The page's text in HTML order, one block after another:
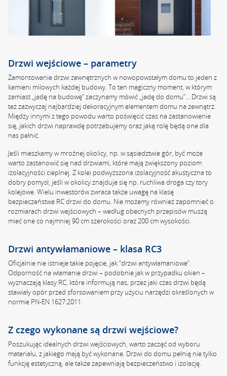
Drzwi wejściowe – parametry
Zamontowanie drzwi zewnętrznych w nowopowstałym domu to jeden z
kamieni milowych każdej budowy. To ten magiczny moment, w którym
zamiast „jadę na budowę” zaczynamy mówić „jadę do domu”… Drzwi są
też zazwyczaj najbardziej dekoracyjnym elementem domu na zewnątrz.
Między innymi z tego powodu warto poświęcić czas na zastanowienie
się, jakich drzwi naprawdę potrzebujemy oraz jaką rolę będą one dla
nas pełnić.
Jeśli mieszkamy w mroźnej okolicy, np. w sąsiedztwie gór, być może
warto zastanowić się nad drzwiami, które mają zwiększony poziom
izolacyjności cieplnej. Z kolei podwyższona izolacyjność akustyczna to
dobry pomysł, jeśli w okolicy znajduje się np. ruchliwa droga czy tory
kolejowe. Wielu inwestorów zwraca także uwagę na klasę
bezpieczeństwa RC drzwi do domu. Nie możemy również zapomnieć o
rozmiarach drzwi wejściowych – według obecnych przepisów muszą
mieć one co najmniej 90 cm szerokości oraz 200 cm wysokości.
Drzwi antywłamaniowe – klasa RC3
Oficjalnie nie istnieje takie pojęcie, jak “drzwi antywłamaniowe”.
Odporność na włamanie drzwi – podobnie jak w przypadku okien –
wyznaczają klasy RC, które informują nas, przez jaki czas drzwi będą
stawiały opór przed sforsowaniem przy użyciu narzędzi określonych w
normie PN-EN 1627:2011.
Z czego wykonane są drzwi wejściowe?
Poszukując idealnych drzwi wejściowych, warto zacząć od wyboru
materiału, z jakiego mają być wykonane. Drzwi do domu pełnią nie tylko
funkcję estetyczną, ale także zapewniają bezpieczeństwo i izolację.